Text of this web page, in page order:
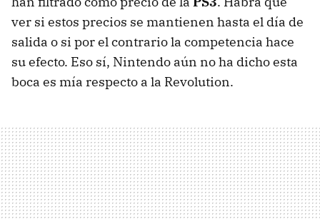
ver si estos precios se mantienen hasta el día de
salida o si por el contrario la competencia hace
su efecto. Eso sí, Nintendo aún no ha dicho esta
boca es mía respecto a la Revolution.